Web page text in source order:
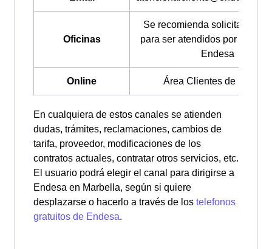
Oficinas
Se recomienda solicitar cita
para ser atendidos por un
Endesa
Online Área Clientes de Endesa
En cualquiera de estos canales se atienden
dudas, trámites, reclamaciones, cambios de
tarifa, proveedor, modificaciones de los
contratos actuales, contratar otros servicios, etc.
El usuario podrá elegir el canal para dirigirse a
Endesa en Marbella, según si quiere
desplazarse o hacerlo a través de los telefonos
gratuitos de Endesa.